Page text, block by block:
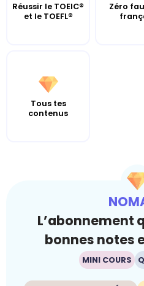
Réussir le TOEIC®
et le TOEFL®
Zéro
Tous tes
contenus
L’abonnement
bonnes notes
MINI COURS